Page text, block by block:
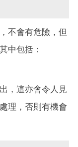
不會有危險，但
中包括：
，這亦會令人見
理，否則有機會